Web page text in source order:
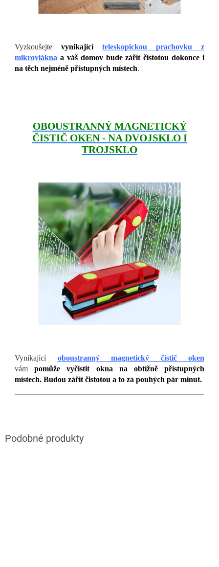
Vyzkoušejte vynikající teleskopickou prachovku z
mikrovlákna a váš domov bude zářit čistotou dokonce i
na těch nejméně přístupných místech.
OBOUSTRANNÝ MAGNETICKÝ
ČISTIČ OKEN - NA DVOJSKLO I
TROJSKLO
Vynikající oboustranný magnetický čistič oken
vámpomůže vyčistit okna na obtížně přístupných
místech. Budou zářit čistotou a to za pouhých pár minut.